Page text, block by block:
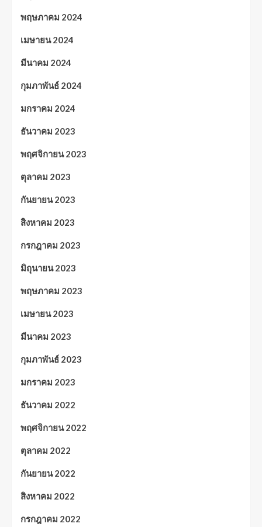
พฤษภาคม 2024
เมษายน 2024
มีนาคม 2024
กุมภาพันธ์ 2024
มกราคม 2024
ธันวาคม 2023
พฤศจิกายน 2023
ตุลาคม 2023
กันยายน 2023
สิงหาคม 2023
กรกฎาคม 2023
มิถุนายน 2023
พฤษภาคม 2023
เมษายน 2023
มีนาคม 2023
กุมภาพันธ์ 2023
มกราคม 2023
ธันวาคม 2022
พฤศจิกายน 2022
ตุลาคม 2022
กันยายน 2022
สิงหาคม 2022
กรกฎาคม 2022